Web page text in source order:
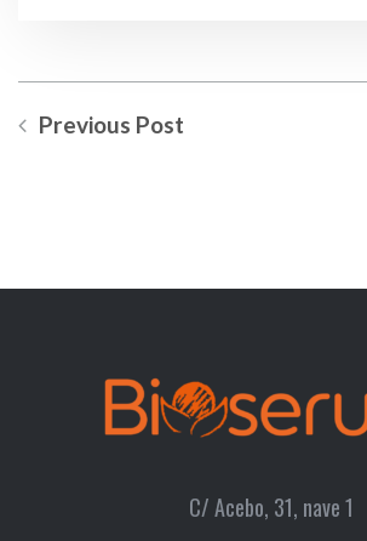
Previous Post
C/ Acebo, 31, nave 1